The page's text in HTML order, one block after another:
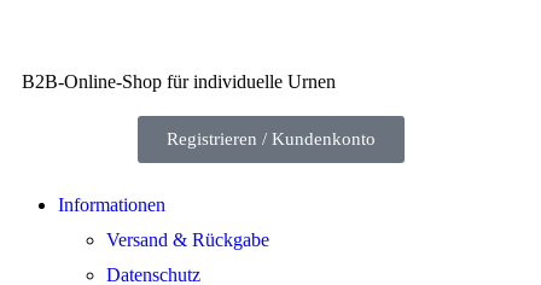
B2B-Online-Shop für individuelle Urnen
Registrieren / Kundenkonto
Informationen
Versand & Rückgabe
Datenschutz